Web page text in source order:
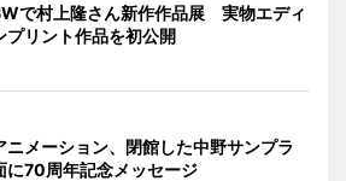
で村上隆さん新作作品展 実物エディ
プリント作品を初公開
ニメーション、閉館した中野サンプラ
に70周年記念メッセージ